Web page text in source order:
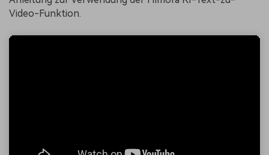
Video-Funktion.